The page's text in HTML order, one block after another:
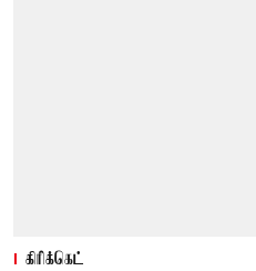
கிரிக்கெட்